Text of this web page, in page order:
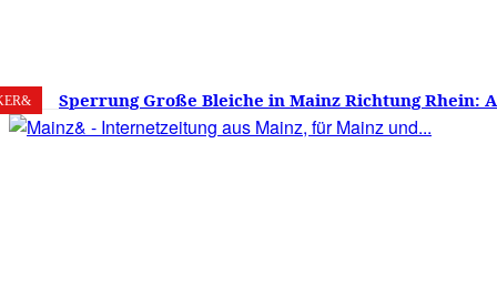
8. August 2026 22.9 Mainz
Sperrung Große Bleiche in Mainz Richtung Rhein:
verwirrt, Mainzer stinksauer – Haben die Mainzer